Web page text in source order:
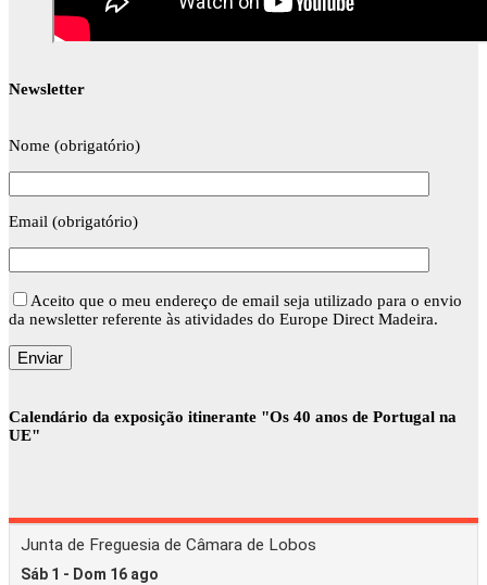
Newsletter
Nome (obrigatório)
Email (obrigatório)
Aceito que o meu endereço de email seja utilizado para o envio
da newsletter referente às atividades do Europe Direct Madeira.
Calendário da exposição itinerante "Os 40 anos de Portugal na
UE"